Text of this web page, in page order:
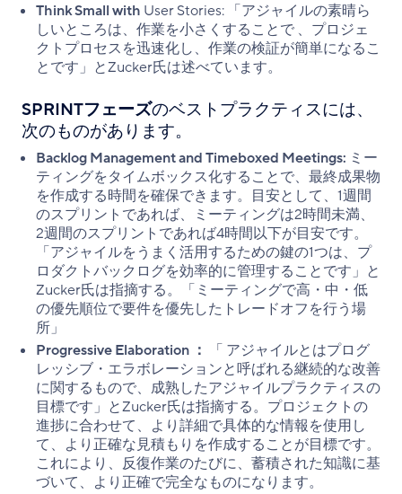
Think Small with User Stories: 「アジャイルの素晴ら
しいところは、作業を小さくすることで 、プロジェ
クトプロセスを迅速化し、作業の検証が簡単になるこ
とです」とZucker氏は述べています。
SPRINTフェーズのベストプラクティスには、
次のものがあります。
Backlog Management and Timeboxed Meetings: ミー
ティングをタイムボックス化することで、最終成果物
を作成する時間を確保できます。目安として、1週間
のスプリントであれば、ミーティングは2時間未満、
2週間のスプリントであれば4時間以下が目安です。
「アジャイルをうまく活用するための鍵の1つは、プ
ロダクトバックログを効率的に管理することです」と
Zucker氏は指摘する。「ミーティングで高・中・低
の優先順位で要件を優先したトレードオフを行う場
所」
Progressive Elaboration ：
「 アジャイルとはプログ
レッシブ・エラボレーションと呼ばれる継続的な改善
に関するもので、成熟したアジャイルプラクティスの
目標です」とZucker氏は指摘する。プロジェクトの
進捗に合わせて、より詳細で具体的な情報を使用し
て、より正確な見積もりを作成することが目標です。
これにより、反復作業のたびに、蓄積された知識に基
づいて、より正確で完全なものになります。